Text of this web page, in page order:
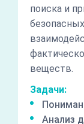
поиска и
веществ.
Задачи:
Анализ